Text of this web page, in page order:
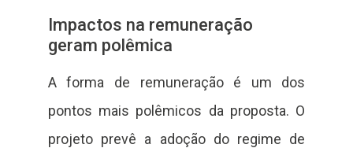
Impactos na remuneração
geram polêmica
A forma de remuneração é um dos
pontos mais polêmicos da proposta. O
projeto prevê a adoção do regime de